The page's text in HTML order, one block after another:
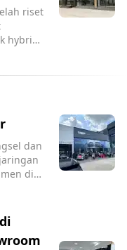
riset
hybrid
dan
di